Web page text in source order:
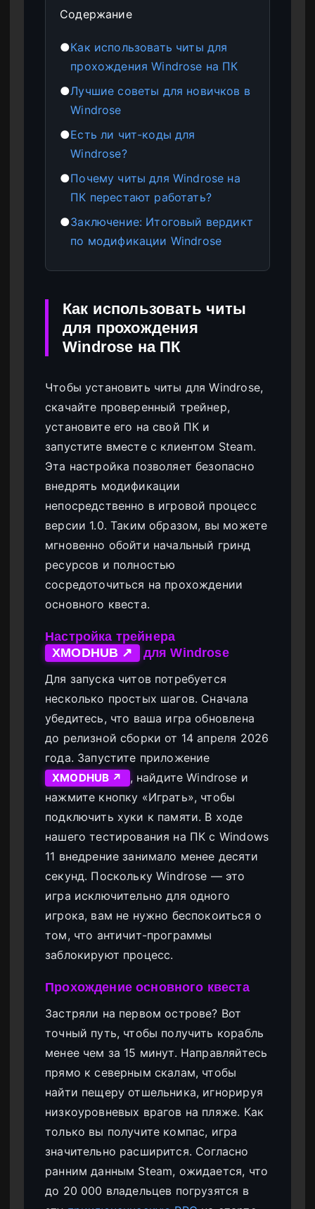
Содержание
●Как использовать читы для
прохождения Windrose на ПК
●Лучшие советы для новичков в
Windrose
●Есть ли чит-коды для
Windrose?
●Почему читы для Windrose на
ПК перестают работать?
●Заключение: Итоговый вердикт
по модификации Windrose
Как использовать читы
для прохождения
Windrose на ПК
Чтобы установить читы для Windrose,
скачайте проверенный трейнер,
установите его на свой ПК и
запустите вместе с клиентом Steam.
Эта настройка позволяет безопасно
внедрять модификации
непосредственно в игровой процесс
версии 1.0. Таким образом, вы можете
мгновенно обойти начальный гринд
ресурсов и полностью
сосредоточиться на прохождении
основного квеста.
Настройка трейнера
XMODHUB ↗ для Windrose
Для запуска читов потребуется
несколько простых шагов. Сначала
убедитесь, что ваша игра обновлена
до релизной сборки от 14 апреля 2026
года. Запустите приложение
XMODHUB ↗
, найдите Windrose и
нажмите кнопку «Играть», чтобы
подключить хуки к памяти. В ходе
нашего тестирования на ПК с Windows
11 внедрение занимало менее десяти
секунд. Поскольку Windrose — это
игра исключительно для одного
игрока, вам не нужно беспокоиться о
том, что античит-программы
заблокируют процесс.
Прохождение основного квеста
Застряли на первом острове? Вот
точный путь, чтобы получить корабль
менее чем за 15 минут. Направляйтесь
прямо к северным скалам, чтобы
найти пещеру отшельника, игнорируя
низкоуровневых врагов на пляже. Как
только вы получите компас, игра
значительно расширится. Согласно
ранним данным Steam, ожидается, что
до 20 000 владельцев погрузятся в